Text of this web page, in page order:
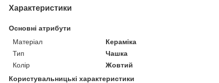
Характеристики
Основні атрибути
Матеріал
Кераміка
Тип
Чашка
Колір
Жовтий
Користувальницькі характеристики